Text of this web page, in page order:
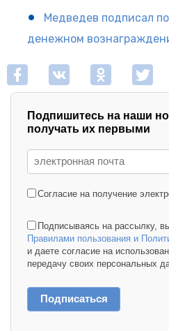
Медведев подписал
денежном
Подпишитесь на наши
получать их первыми
Согласие на получение
Подписываясь на рассылку,
Правилами пользования и
и даете согласие на
передачу своих персональных
Подписаться